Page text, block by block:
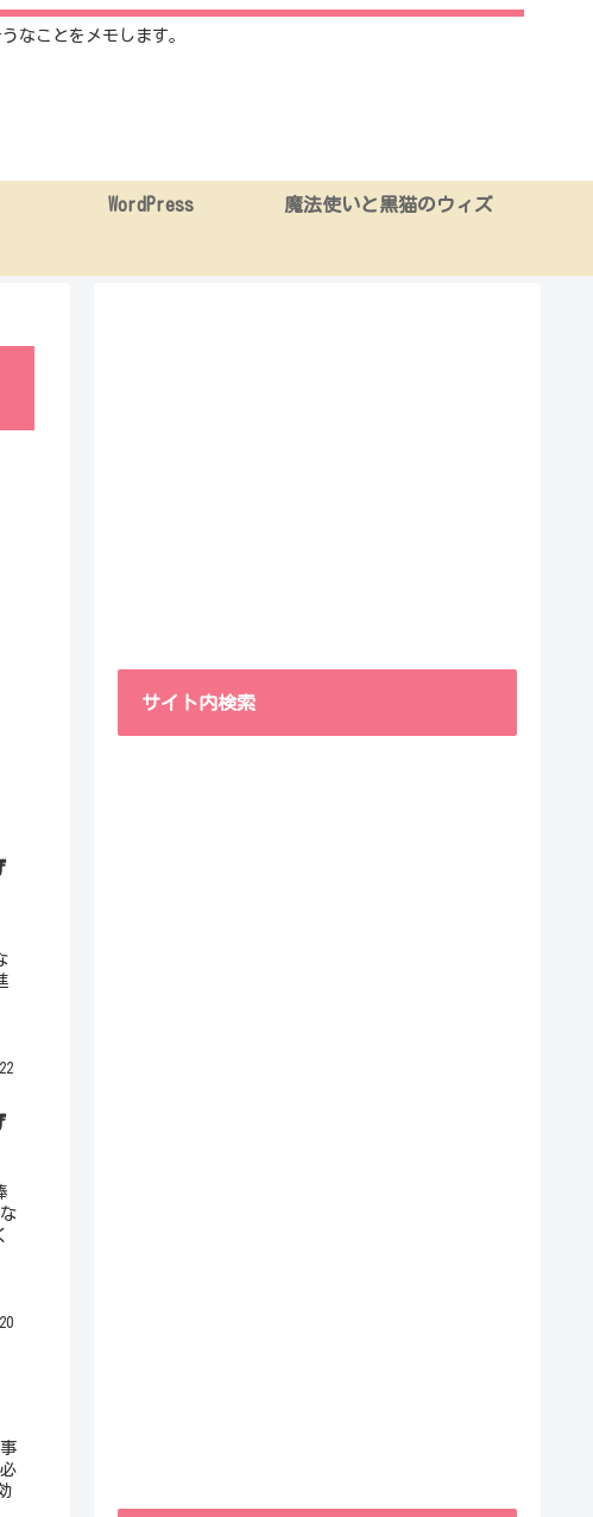
なことをメモします。
WordPress 魔法使いと黒猫のウィズ
サイト内検索